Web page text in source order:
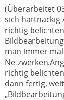
(Überarbeitet
sich hartnäckig
richtig
man immer
richtig
dann fertig,